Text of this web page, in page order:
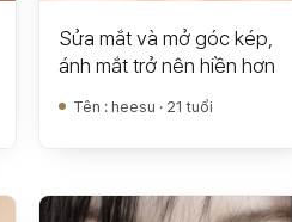
Sửa mắt và mở góc kép,
ánh mắt trở nên hiền hơn
Tên : heesu · 21 tuổi